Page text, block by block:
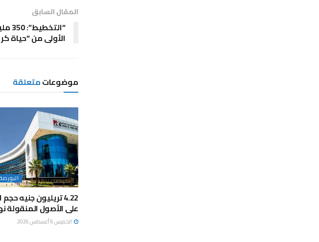
المقال السابق
الأولى من “حياة
موضوعاتمتعلقة
4.22 تريليون جنيه
على الأصول المنقولة
الخميس 6 أغسطس 2026